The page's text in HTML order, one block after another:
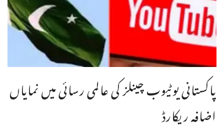
پاکستانی یوٹیوب چینلز کی عالمی رسائی میں نمایاں
اضافہ ریکارڈ